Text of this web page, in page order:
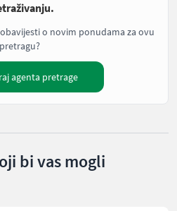
o novim ponudama za ovu
pretragu?
agenta pretrage
bi vas mogli